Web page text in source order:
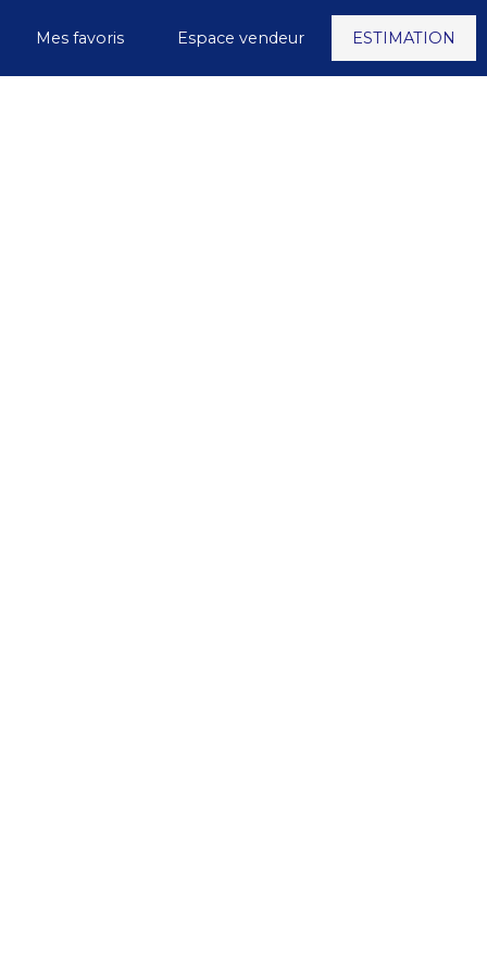
Mes favoris Espace vendeur ESTIMATION